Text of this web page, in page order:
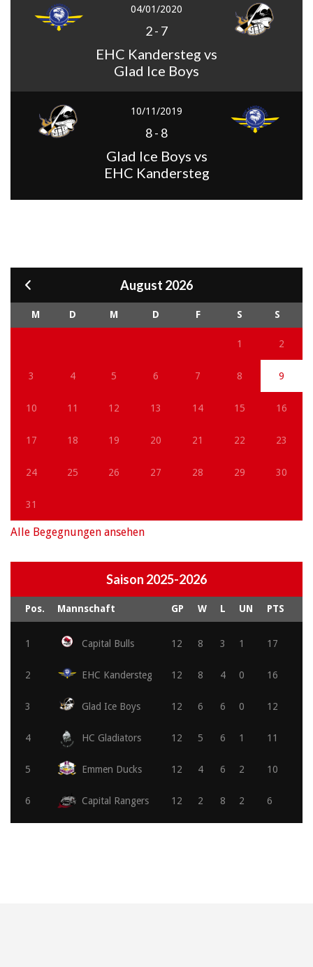
04/01/2020
2- 7
EHC Kandersteg vs
Glad Ice Boys
10/11/2019
8- 8
Glad Ice Boys vs
EHC Kandersteg
August 2026
M D M D F S S
1 2
3 4 5 6 7 8 9
10 11 12 13 14 15 16
17 18 19 20 21 22 23
24 25 26 27 28 29 30
31
Alle Begegnungen ansehen
Saison 2025-2026
Pos. Mannschaft GP W L UN PTS
1 Capital Bulls 12 8 3 1 17
2 EHC Kandersteg 12 8 4 0 16
3 Glad Ice Boys 12 6 6 0 12
4 HC Gladiators 12 5 6 1 11
5 Emmen Ducks 12 4 6 2 10
6 Capital Rangers 12 2 8 2 6